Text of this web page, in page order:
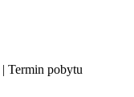
| Termin pobytu